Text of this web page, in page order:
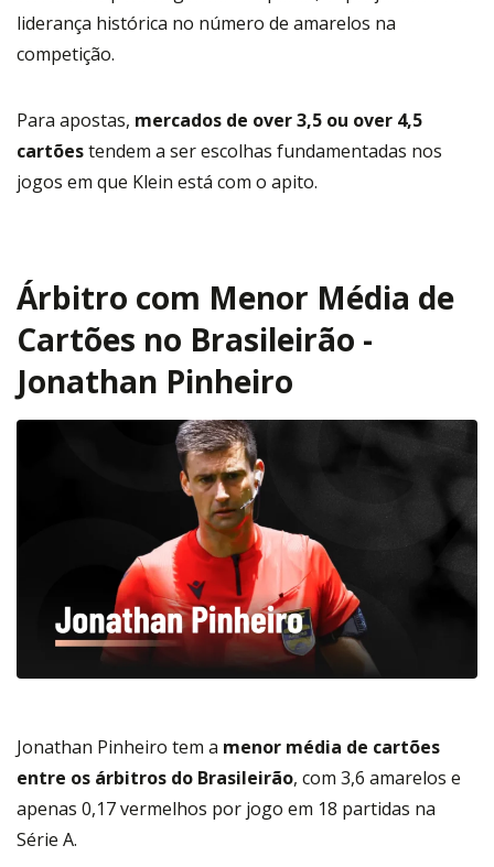
liderança histórica no número de amarelos na
competição.
Para apostas, mercados de over 3,5 ou over 4,5
cartõestendem a ser escolhas fundamentadas nos
jogos em que Klein está com o apito.
Árbitro com Menor Média de
Cartões no Brasileirão -
Jonathan Pinheiro
Jonathan Pinheiro tem a menor média de cartões
entre os árbitros do Brasileirão, com 3,6 amarelos e
apenas 0,17 vermelhos por jogo em 18 partidas na
Série A.